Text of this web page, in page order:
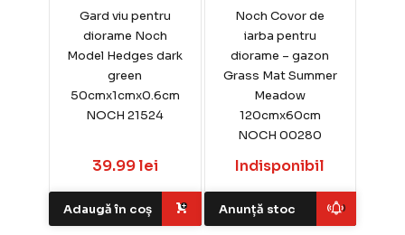
Gard viu pentru
diorame Noch
Model Hedges dark
green
50cmx1cmx0.6cm
NOCH 21524
39.99 lei
Adaugă în coș
Noch Covor de
iarba pentru
diorame – gazon
Grass Mat Summer
Meadow
120cmx60cm
NOCH 00280
Indisponibil
Anunță stoc